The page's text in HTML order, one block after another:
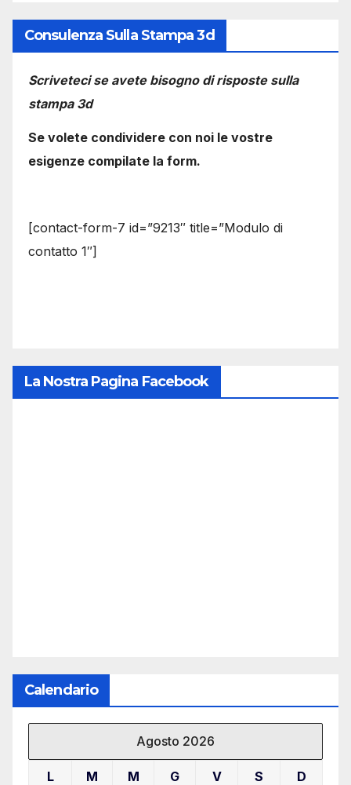
Consulenza Sulla Stampa 3d
Scriveteci se avete bisogno di risposte sulla
stampa 3d
Se volete condividere con noi le vostre
esigenze compilate la form.
[contact-form-7 id=”9213″ title=”Modulo di
contatto 1″]
La Nostra Pagina Facebook
Calendario
Agosto 2026
L M M G V S D